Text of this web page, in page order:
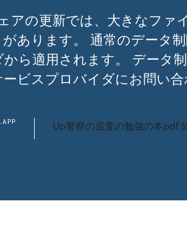
アの更新では、大きなファ
あります。 通常のデータ
ら適用されます。 データ
ビスプロバイダにお問い合
Up警察の巡査の勉強の本pdf